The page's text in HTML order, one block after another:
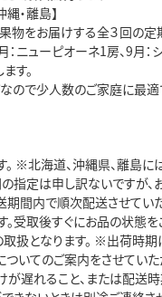
・離島】
物をお届けする全３回の定
ニューピオーネ1房、9月：
す。
ので少人数のご家庭に最適
※北海道、沖縄県、離島に
指定は申し訳ないですが、
間内で順次配送させてい
受取後すぐにお品の状態を
扱となります。 ※出荷時期
いてのご案内をさせてい
が遅れること、または配送